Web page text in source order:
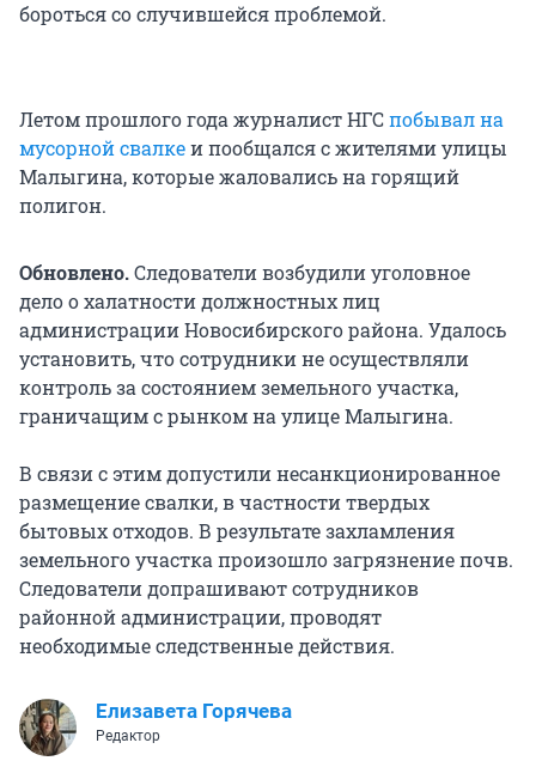
бороться со случившейся проблемой.
Летом прошлого года журналист НГСпобывал на
мусорной свалкеи пообщался с жителями улицы
Малыгина, которые жаловались на горящий
полигон.
Обновлено.Следователи возбудили уголовное
дело о халатности должностных лиц
администрации Новосибирского района. Удалось
установить, что сотрудники не осуществляли
контроль за состоянием земельного участка,
граничащим с рынком на улице Малыгина.
В связи с этим допустили несанкционированное
размещение свалки, в частности твердых
бытовых отходов. В результате захламления
земельного участка произошло загрязнение почв.
Следователи допрашивают сотрудников
районной администрации, проводят
необходимые следственные действия.
Елизавета Горячева
Редактор